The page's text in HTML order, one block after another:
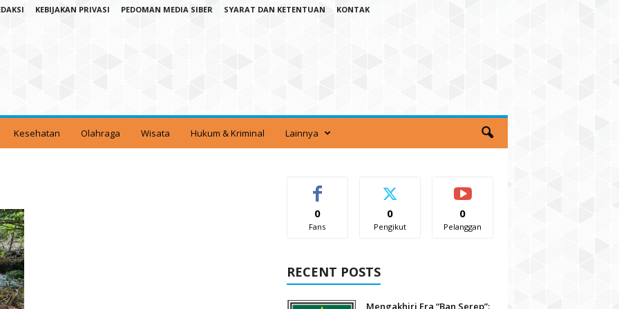
KEBIJAKAN PRIVASI PEDOMAN MEDIA SIBER SYARAT DAN KETENTUAN KONTAK
Kesehatan Olahraga Wisata Hukum & Kriminal Lainnya
0
Fans
0
Pengikut
0
Pelanggan
RECENT POSTS
Mengakhiri Era “Ban Serep”: